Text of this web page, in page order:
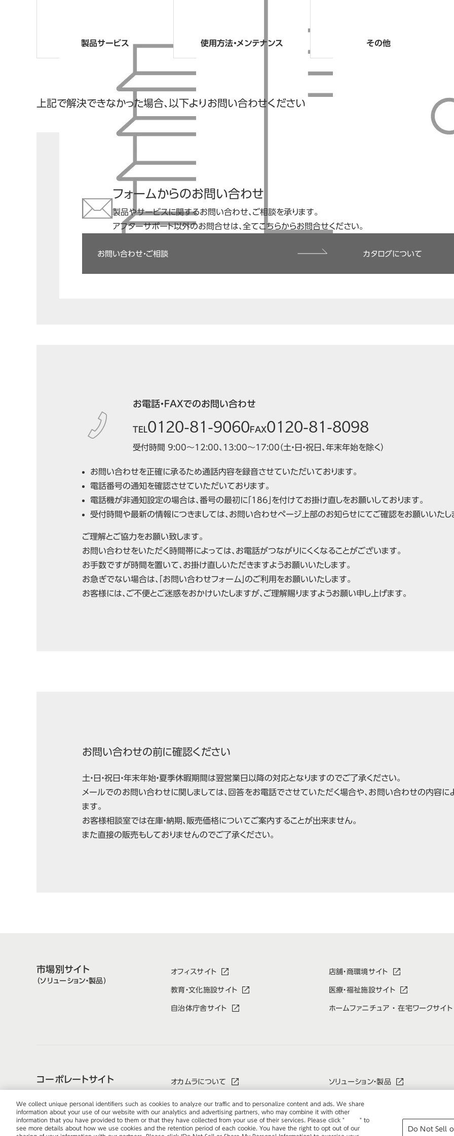
製品サービス 使用方法・メンテナンス その他
上記で解決できなかった場合、以下よりお問い合わせください
フォームからのお問い合わせ
製品やサービスに関するお問い合わせ、ご相談を承ります。
アフターサポート以外のお問合せは、全てこちらからお問合せください。
お問い合わせ・ご相談 カタログについて
お電話・FAXでのお問い合わせ
TEL 0120-81-9060 FAX0120-81-8098
受付時間 9:00～12:00、13:00～17:00（土・日・祝日、年末年始を除く）
お問い合わせを正確に承るため通話内容を録音させていただいております。
電話番号の通知を確認させていただいております。
電話機が非通知設定の場合は、番号の最初に「186」を付けてお掛け直しをお願いしております。
受付時間や最新の情報につきましては、お問い合わせページ上部のお知らせにてご確認をお願いいたし
ご理解とご協力をお願い致します。
お問い合わせをいただく時間帯によっては、お電話がつながりにくくなることがございます。
お手数ですが時間を置いて、お掛け直しいただきますようお願いいたします。
お急ぎでない場合は、「お問い合わせフォーム」のご利用をお願いいたします。
お客様には、ご不便とご迷惑をおかけいたしますが、ご理解賜りますようお願い申し上げます。
お問い合わせの前に確認ください
土・日・祝日・年末年始・夏季休暇期間は翌営業日以降の対応となりますのでご了承ください。
メールでのお問い合わせに関しましては、回答をお電話でさせていただく場合や、お問い合わせの内容
ます。
お客様相談室では在庫・納期、販売価格についてご案内することが出来ません。
また直接の販売もしておりませんのでご了承ください。
市場別サイト
（ソリューション・製品）
オフィスサイト
教育・文化施設サイト
自治体庁舎サイト
店舗・商環境サイト
医療・福祉施設サイト
ホームファニチュア ・ 在宅ワークサイト
コーポレートサイト オカムラについて
サステナビリティ情報
ソリューション・製品
採用情報
ウェブサイトのご利用について プライバシーポリシー
We collect unique personal identifiers such as cookies to analyze our traffic and to personalize content and ads. We share
information about your use of our website with our analytics and advertising partners, who may combine it with other
information that you have provided to them or that they have collected from your use of their services. Please click "
" to
see more details about how we use cookies and the retention period of each cookie. You have the right to opt out of our
Do Not Sell